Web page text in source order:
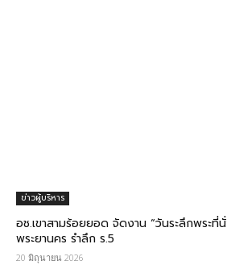
ข่าวผู้บริหาร
อช.เขาสามร้อยยอด จัดงาน “วันระลึกพระ
พระยานคร รำลึก ร.5
20 มิถุนายน 2026